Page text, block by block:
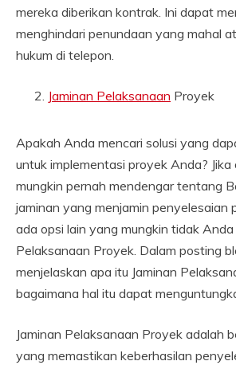
mereka diberikan kontrak. Ini dapat
menghindari penundaan yang mahal
hukum di telepon.
Jaminan Pelaksanaan Proyek
Apakah Anda mencari solusi yang
untuk implementasi proyek Anda? Jika
mungkin pernah mendengar tentang
jaminan yang menjamin penyelesaian
ada opsi lain yang mungkin tidak Anda
Pelaksanaan Proyek. Dalam posting
menjelaskan apa itu Jaminan
bagaimana hal itu dapat
Jaminan Pelaksanaan Proyek adalah
yang memastikan keberhasilan